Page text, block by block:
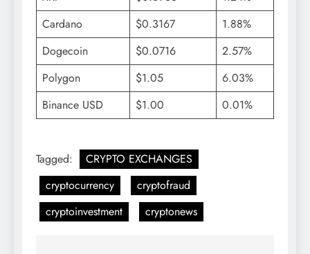
Cardano
$0.3167
1.88%
Dogecoin
$0.0716
2.57%
Polygon
$1.05
6.03%
Binance USD
$1.00 0.01%
Tagged:
CRYPTO EXCHANGES
cryptocurrency
cryptofraud
cryptoinvestment
cryptonews